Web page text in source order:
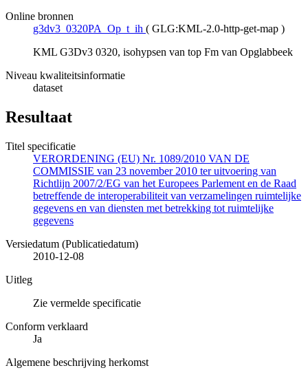
Online bronnen
g3dv3_0320PA_Op_t_ih ( GLG:KML-2.0-http-get-map )
KML G3Dv3 0320, isohypsen van top Fm van Opglabbeek
Niveau kwaliteitsinformatie
dataset
Resultaat
Titel specificatie
VERORDENING (EU) Nr. 1089/2010 VAN DE
COMMISSIE van 23 november 2010 ter uitvoering van
Richtlijn 2007/2/EG van het Europees Parlement en de Raad
betreffende de interoperabiliteit van verzamelingen ruimtelijke
gegevens en van diensten met betrekking tot ruimtelijke
gegevens
Versiedatum (Publicatiedatum)
2010-12-08
Uitleg
Zie vermelde specificatie
Conform verklaard
Ja
Algemene beschrijving herkomst